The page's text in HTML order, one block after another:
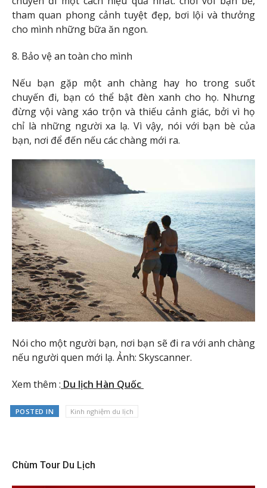
tham quan phong cảnh tuyệt đẹp, bơi lội và thưởng
cho mình những bữa ăn ngon.
8. Bảo vệ an toàn cho mình
Nếu bạn gặp một anh chàng hay ho trong suốt
chuyến đi, bạn có thể bật đèn xanh cho họ. Nhưng
đừng vội vàng xáo trộn và thiếu cảnh giác, bởi vì họ
chỉ là những người xa lạ. Vì vậy, nói với bạn bè của
bạn, nơi để đến nếu các chàng mới ra.
Nói cho một người bạn, nơi bạn sẽ đi ra với anh chàng
nếu người quen mới lạ. Ảnh: Skyscanner.
Xem thêm : Du lịch Hàn Quốc
POSTED IN Kinh nghiệm du lịch
Chùm Tour Du Lịch